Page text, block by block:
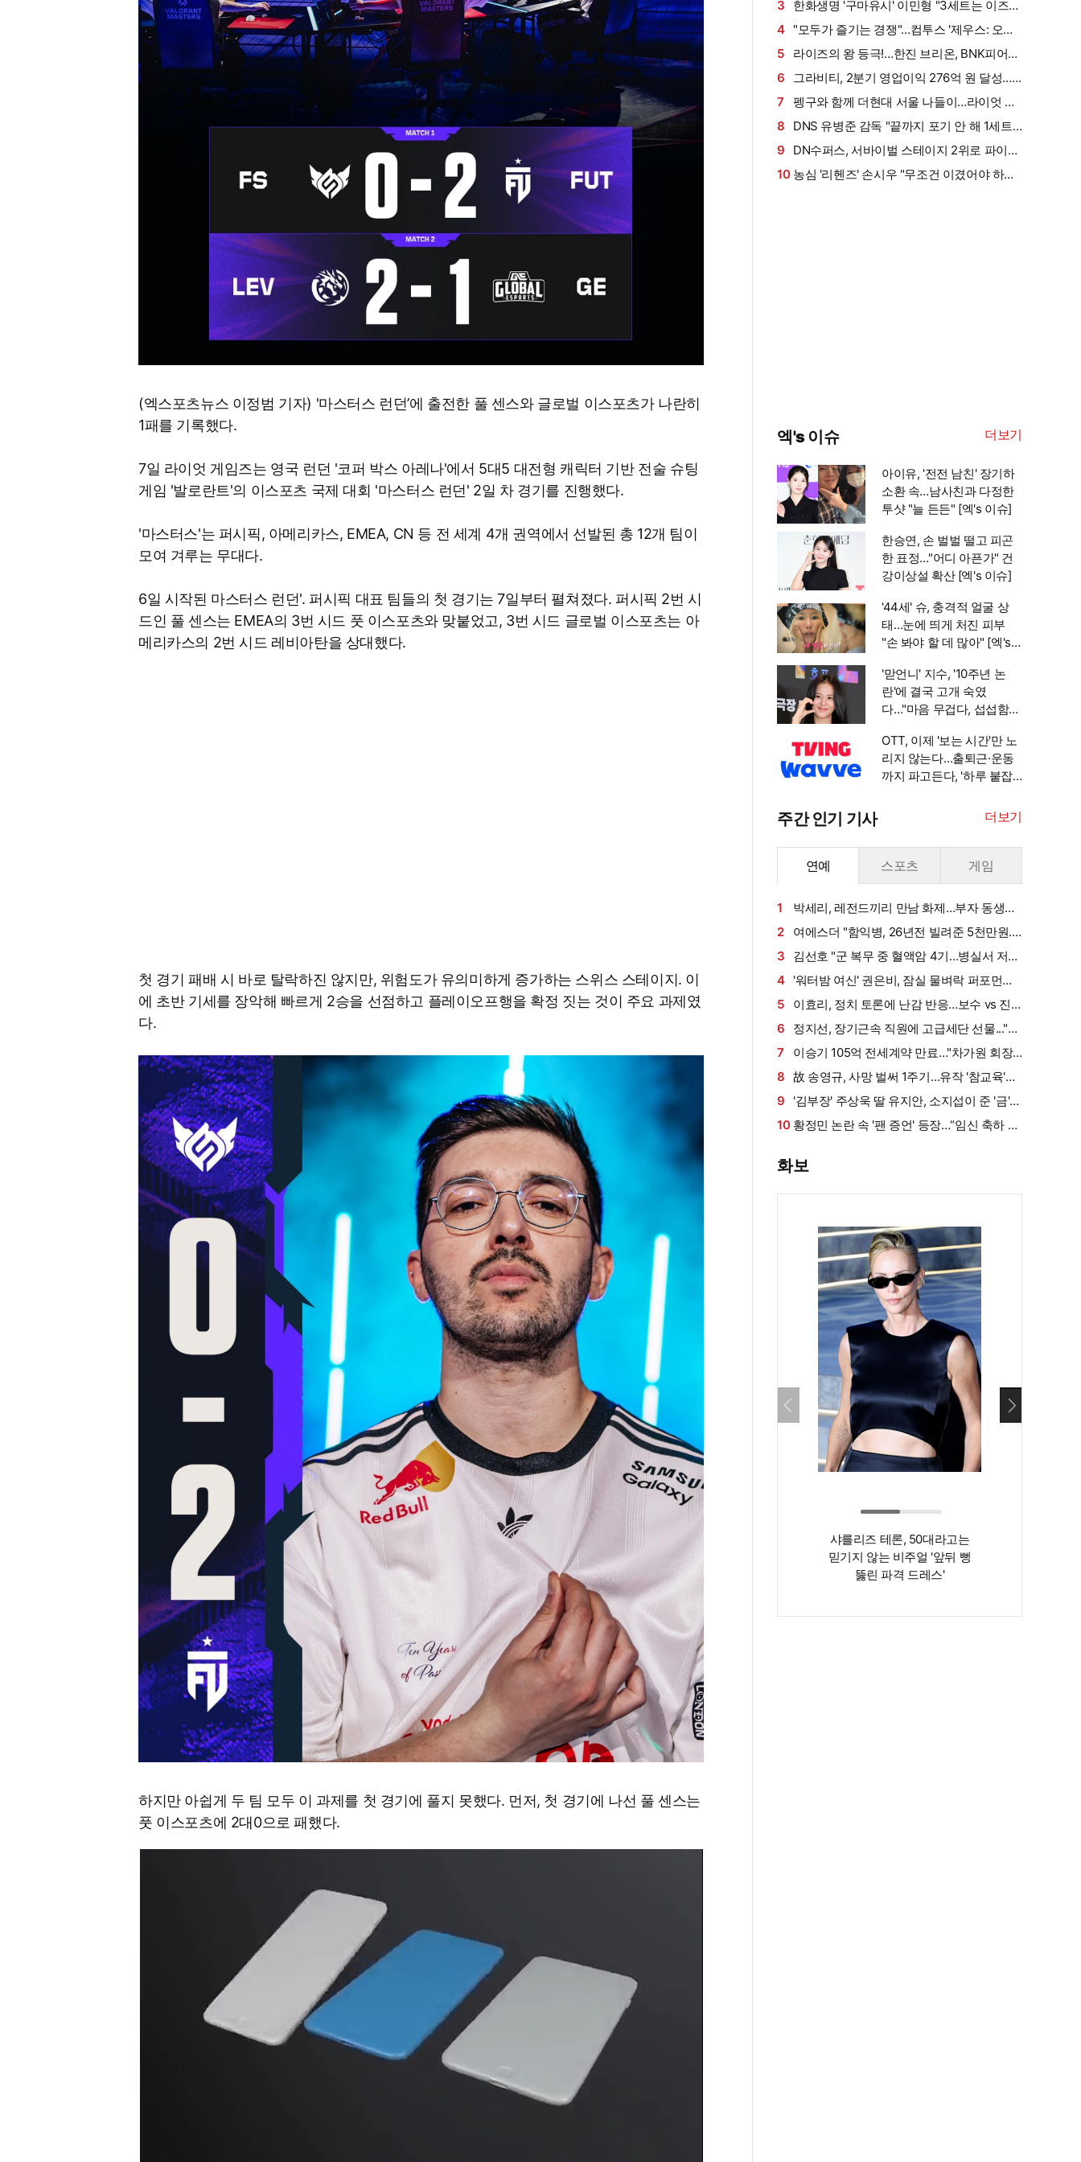
(엑스포츠뉴스 이정범 기자) '마스터스 런던’에 출전한 풀 센스와 글로벌 이스포츠가 나란히
1패를 기록했다.
7일 라이엇 게임즈는 영국 런던 '코퍼 박스 아레나'에서 5대5 대전형 캐릭터 기반 전술 슈팅
게임 '발로란트'의 이스포츠 국제 대회 '마스터스 런던' 2일 차 경기를 진행했다.
'마스터스'는 퍼시픽, 아메리카스, EMEA, CN 등 전 세계 4개 권역에서 선발된 총 12개 팀이
모여 겨루는 무대다.
6일 시작된 마스터스 런던'. 퍼시픽 대표 팀들의 첫 경기는 7일부터 펼쳐졌다. 퍼시픽 2번 시
드인 풀 센스는 EMEA의 3번 시드 풋 이스포츠와 맞붙었고, 3번 시드 글로벌 이스포츠는 아
메리카스의 2번 시드 레비아탄을 상대했다.
첫 경기 패배 시 바로 탈락하진 않지만, 위험도가 유의미하게 증가하는 스위스 스테이지. 이
에 초반 기세를 장악해 빠르게 2승을 선점하고 플레이오프행을 확정 짓는 것이 주요 과제였
다.
하지만 아쉽게 두 팀 모두 이 과제를 첫 경기에 풀지 못했다. 먼저, 첫 경기에 나선 풀 센스는
풋 이스포츠에 2대0으로 패했다.
어" [LCK] (인터뷰)
발…'오너' 대신 출전
3
한화생명 '구마유시' 이민형 "3세트는 이즈리
얼 배제한 상대 밴픽 노려 승리"[LCK] (인터뷰)
4
"모두가 즐기는 경쟁"…컴투스 '제우스: 오만
의 신' 쇼케이스서 청사진 공개 [엑's 현장]
5
라이즈의 왕 등극!…한진 브리온, BNK피어엑
스 2대0으로 제압 (LCK) [엑’s 현장]
6
그라비티, 2분기 영업이익 276억 원 달성…
전년 동기 대비 40.2% 증가
7
펭구와 함께 더현대 서울 나들이…라이엇 게
임즈, 'TFT 와일드 팬페스트' [덕지순례]
8
DNS 유병준 감독 "끝까지 포기 안 해 1세트
역전승… 칭찬해 주고파" [LCK] (인터뷰)
9
DN수퍼스, 서바이벌 스테이지 2위로 파이널
진출…젠지·T1 탈락 (PGS 7) [종합]
10 농심 '리헨즈' 손시우 "무조건 이겼어야 하는
엑's 이슈 더보기
아이유, '전전 남친' 장기하
소환 속…남사친과 다정한
투샷 "늘 든든" [엑's 이슈]
한승연, 손 벌벌 떨고 피곤
한 표정…"어디 아픈가" 건
강이상설 확산 [엑's 이슈]
'44세' 슈, 충격적 얼굴 상
태…눈에 띄게 처진 피부
"손 봐야 할 데 많아" [엑's
'맏언니' 지수, '10주년 논
란'에 결국 고개 숙였
다…"마음 무겁다, 섭섭함
OTT, 이제 '보는 시간'만 노
리지 않는다…출퇴근·운동
까지 파고든다, '하루 붙잡
주간 인기 기사 더보기
연예 스포츠 게임
1
박세리, 레전드끼리 만남 화제…부자 동생에
게 밥 샀다가 '반전'
2
여에스더 "함익병, 26년전 빌려준 5천만원...
그덕에 사업 시작" (동상이몽2)[종합]
3
김선호 "군 복무 중 혈액암 4기…병실서 저만
살아남았다" (내 남은 연애)
4
'워터밤 여신' 권은비, 잠실 물벼락 퍼포먼스
'후끈'…두산 승리요정 등극
5
이효리, 정치 토론에 난감 반응…보수 vs 진
보 사연에 "빠지면 안 될까요?"
6
정지선, 장기근속 직원에 고급세단 선물..."차
부담되면 명품백도 가능" (사당귀)[전일야화]
7
이승기 105억 전세계약 만료…"차가원 회장,
보증금 안 주면 법적 조치"
8 故 송영규, 사망 벌써 1주기…유작 '참교육'서
묵직한 존재감
9
'김부장' 주상욱 딸 유지안, 소지섭이 준 '금'
방치했다…"비누인 줄"
10 황정민 논란 속 '팬 증언' 등장…“임신 축하 전
화보
샤를리즈 테론, 50대라고는
믿기지 않는 비주얼 '앞뒤 뻥
뚫린 파격 드레스'